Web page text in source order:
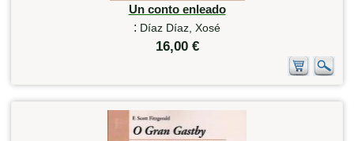
Un conto enleado
: Díaz Díaz, Xosé
16,00 €